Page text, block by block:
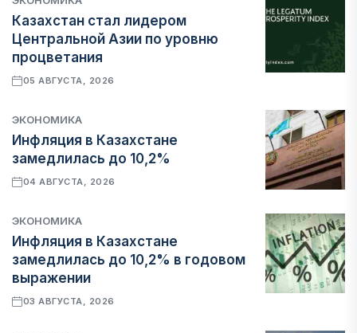
Казахстан стал лидером
Центральной Азии по уровню
процветания
05 АВГУСТА, 2026
ЭКОНОМИКА
Инфляция в Казахстане
замедлилась до 10,2%
04 АВГУСТА, 2026
ЭКОНОМИКА
Инфляция в Казахстане
замедлилась до 10,2% в годовом
выражении
03 АВГУСТА, 2026